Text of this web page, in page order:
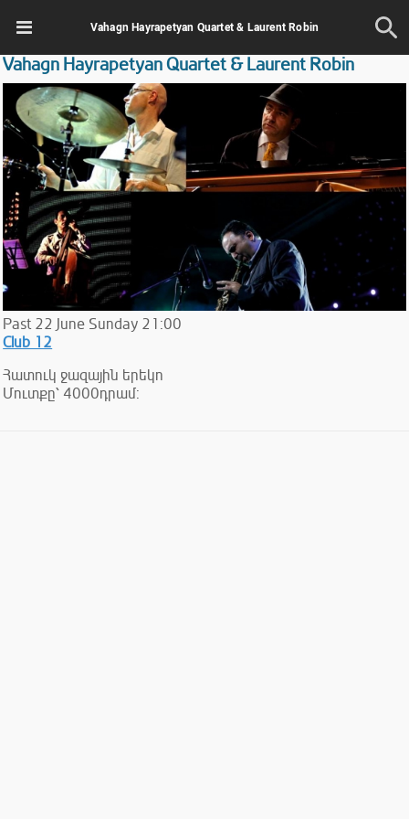
Vahagn Hayrapetyan Quartet & Laurent Robin
Vahagn Hayrapetyan Quartet & Laurent Robin
Past 22 June Sunday 21:00
Club 12
Հատուկ ջազային երեկո
Մուտքը՝ 4000դրամ: